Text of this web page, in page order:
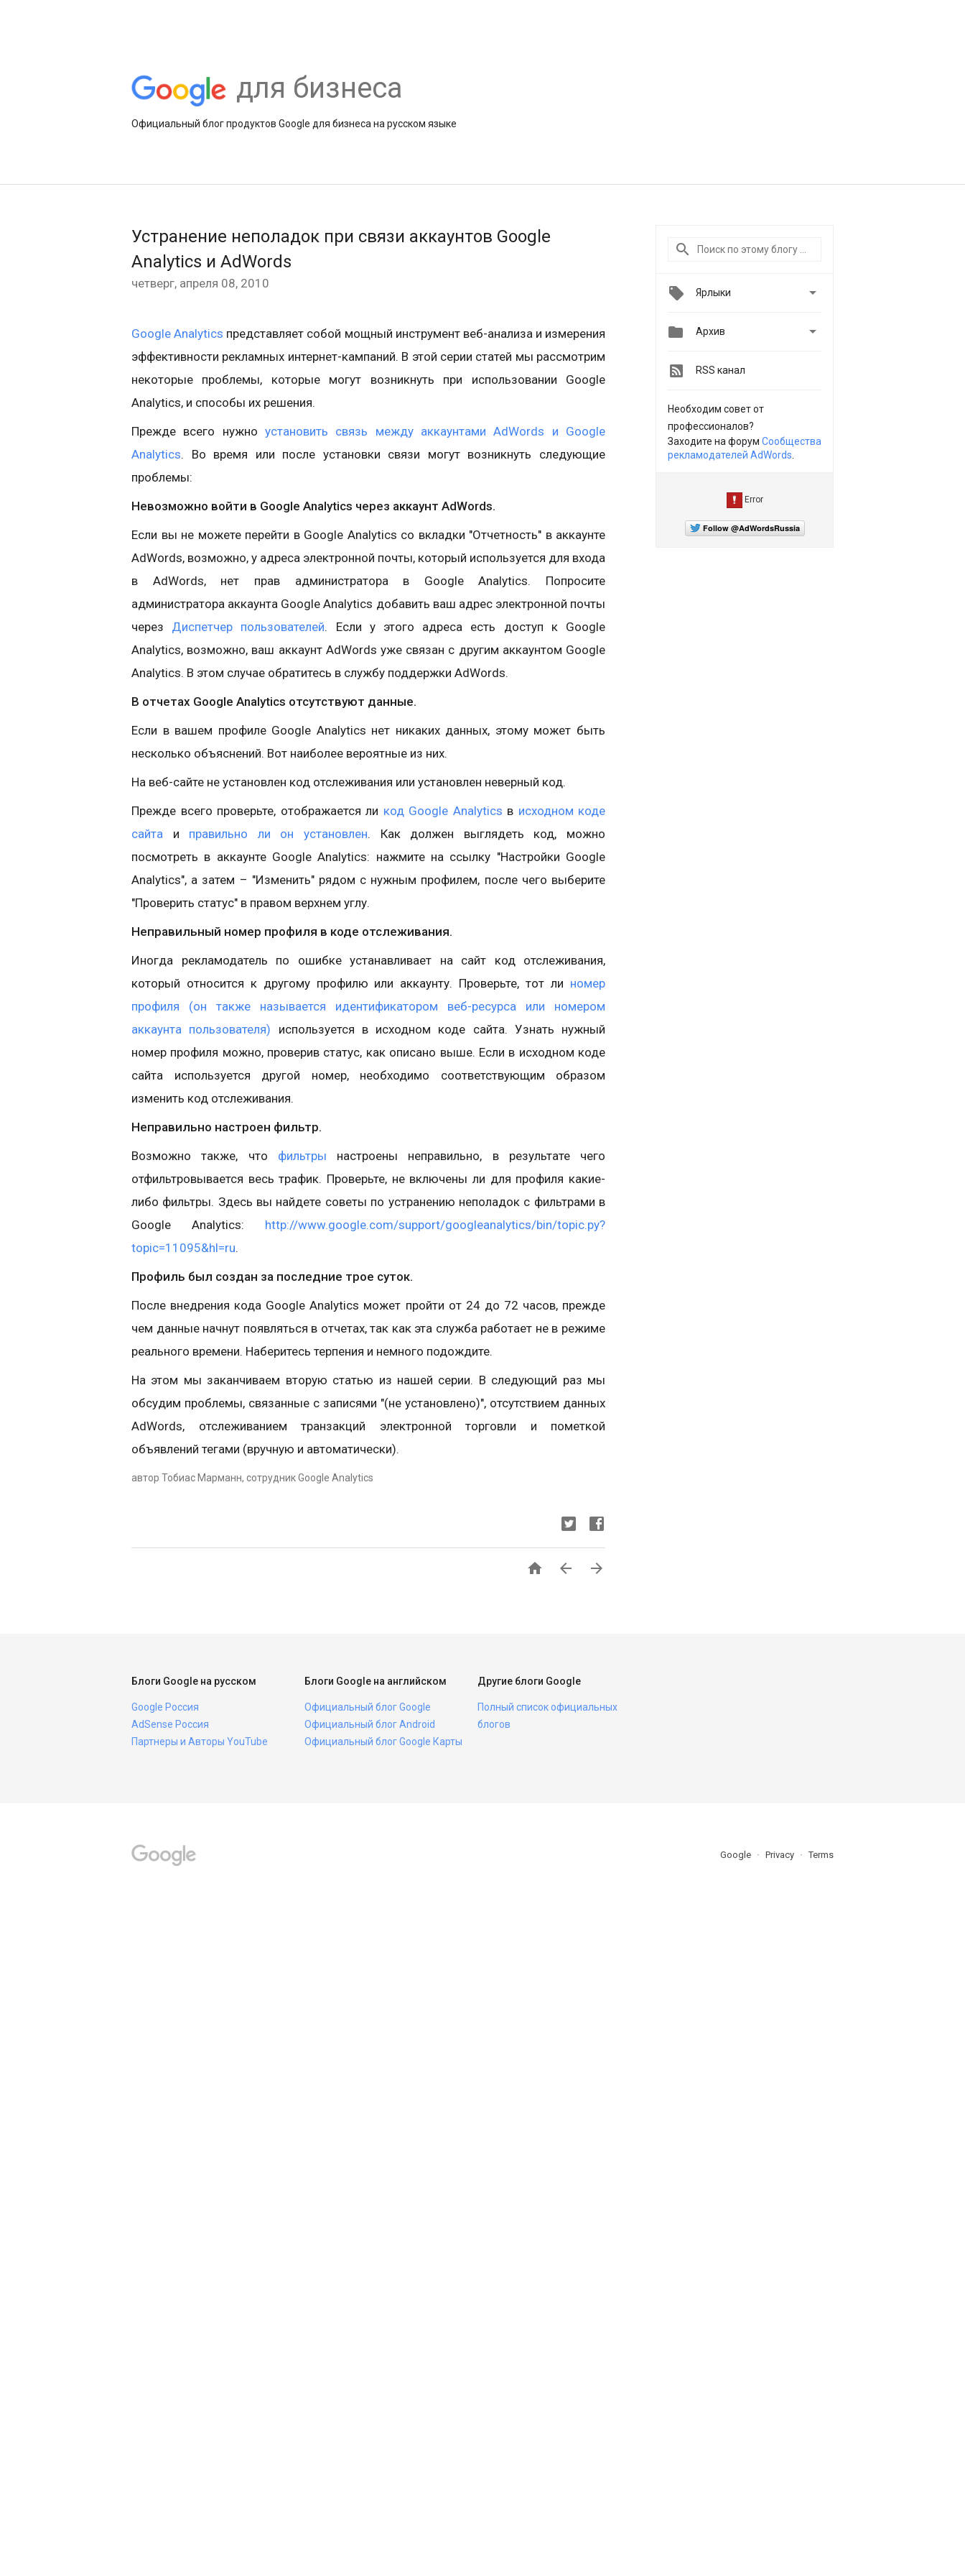
для бизнеса
Официальный блог продуктов Google для бизнеса на русском языке
Устранение неполадок при связи аккаунтов Google
Analytics и AdWords
четверг, апреля 08, 2010
Google Analytics представляет собой мощный инструмент веб-анализа и измерения
эффективности рекламных интернет-кампаний. В этой серии статей мы рассмотрим
некоторые проблемы, которые могут возникнуть при использовании Google
Analytics, и способы их решения.
Прежде всего нужно установить связь между аккаунтами AdWords и Google
Analytics. Во время или после установки связи могут возникнуть следующие
проблемы:
Невозможно войти в Google Analytics через аккаунт AdWords.
Если вы не можете перейти в Google Analytics со вкладки "Отчетность" в аккаунте
AdWords, возможно, у адреса электронной почты, который используется для входа
в AdWords, нет прав администратора в Google Analytics. Попросите
администратора аккаунта Google Analytics добавить ваш адрес электронной почты
через Диспетчер пользователей. Если у этого адреса есть доступ к Google
Analytics, возможно, ваш аккаунт AdWords уже связан с другим аккаунтом Google
Analytics. В этом случае обратитесь в службу поддержки AdWords.
В отчетах Google Analytics отсутствуют данные.
Если в вашем профиле Google Analytics нет никаких данных, этому может быть
несколько объяснений. Вот наиболее вероятные из них.
На веб-сайте не установлен код отслеживания или установлен неверный код.
Прежде всего проверьте, отображается ли код Google Analytics в исходном коде
сайта и правильно ли он установлен. Как должен выглядеть код, можно
посмотреть в аккаунте Google Analytics: нажмите на ссылку "Настройки Google
Analytics", а затем – "Изменить" рядом с нужным профилем, после чего выберите
"Проверить статус" в правом верхнем углу.
Неправильный номер профиля в коде отслеживания.
Иногда рекламодатель по ошибке устанавливает на сайт код отслеживания,
который относится к другому профилю или аккаунту. Проверьте, тот ли номер
профиля (он также называется идентификатором веб-ресурса или номером
аккаунта пользователя) используется в исходном коде сайта. Узнать нужный
номер профиля можно, проверив статус, как описано выше. Если в исходном коде
сайта используется другой номер, необходимо соответствующим образом
изменить код отслеживания.
Неправильно настроен фильтр.
Возможно также, что фильтры настроены неправильно, в результате чего
отфильтровывается весь трафик. Проверьте, не включены ли для профиля какие-
либо фильтры. Здесь вы найдете советы по устранению неполадок с фильтрами в
Google Analytics: http://www.google.com/support/googleanalytics/bin/topic.py?
topic=11095&hl=ru.
Профиль был создан за последние трое суток.
После внедрения кода Google Analytics может пройти от 24 до 72 часов, прежде
чем данные начнут появляться в отчетах, так как эта служба работает не в режиме
реального времени. Наберитесь терпения и немного подождите.
На этом мы заканчиваем вторую статью из нашей серии. В следующий раз мы
обсудим проблемы, связанные с записями "(не установлено)", отсутствием данных
AdWords, отслеживанием транзакций электронной торговли и пометкой
объявлений тегами (вручную и автоматически).
автор Тобиас Марманн, сотрудник Google Analytics
  
Ярлыки 
 Архив 
RSS канал
Необходим совет от
профессионалов?
Заходите на форум Сообщества
рекламодателей AdWords
Follow @AdWordsRussia
Блоги Google на русском
Google Россия
AdSense Россия
Партнеры и Авторы YouTube
Блоги Google на английском
Официальный блог Google
Официальный блог Android
Официальный блог Google Карты
Другие блоги Google
Полный список официальных
блогов
Google Privacy Terms